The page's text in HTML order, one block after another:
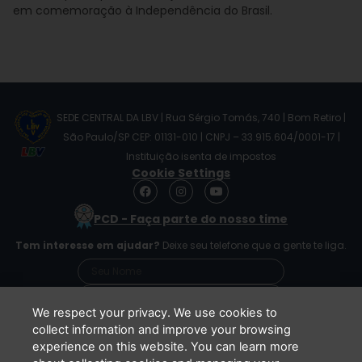
em comemoração à Independência do Brasil.
SEDE CENTRAL DA LBV | Rua Sérgio Tomás, 740 | Bom Retiro |
São Paulo/SP CEP: 01131-010 | CNPJ – 33.915.604/0001-17 |
Instituição isenta de impostos
Cookie Settings
F
a
e
o
o
I
n
s
t
g
r
m
Y
o
t
b
e
PCD - Faça parte do nosso time
Tem interesse em ajudar? Deixe seu telefone que a gente te liga.
Li e concordo que minhas informações serão
We respect your privacy. We use cookies to
collect information and improve your browsing
experience on this website. You can learn more